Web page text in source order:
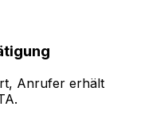
Anrufer erhält